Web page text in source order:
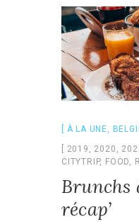
À LA UNE,
2019 , 2020 ,
CITYTRIP, FOOD,
Brunchs
récap’